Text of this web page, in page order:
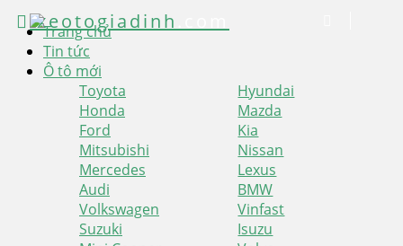
Trang chủ
Tin tức
Ô tô mới
Toyota
Hyundai
Honda
Mazda
Ford
Kia
Mitsubishi
Nissan
Mercedes
Lexus
Audi
BMW
Volkswagen
Vinfast
Suzuki
Isuzu
xeotogiadinh